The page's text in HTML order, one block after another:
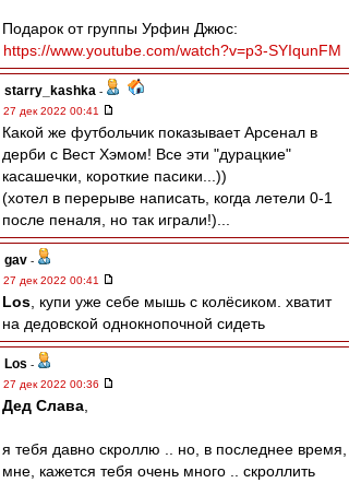
Подарок от группы Урфин Джюс:
https://www.youtube.com/watch?v=p3-SYIqunFM
starry_kashka -
27 дек 2022 00:41
Какой же футбольчик показывает Арсенал в
дерби с Вест Хэмом! Все эти "дурацкие"
касашечки, короткие пасики...))
(хотел в перерыве написать, когда летели 0-1
после пеналя, но так играли!)...
gav -
27 дек 2022 00:41
Los , купи уже себе мышь с колёсиком. хватит
на дедовской однокнопочной сидеть
Los -
27 дек 2022 00:36
Дед Слава
я тебя давно скроллю .. но, в последнее время,
мне, кажется тебя очень много .. скроллить